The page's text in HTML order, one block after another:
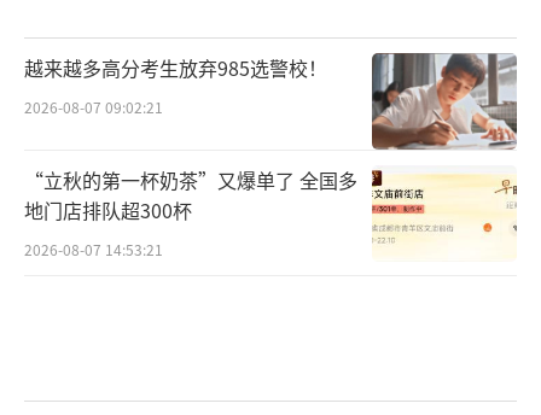
越来越多高分考生放弃985选警校！
2026-08-07 09:02:21
“立秋的第一杯奶茶”又爆单了 全国多
地门店排队超300杯
2026-08-07 14:53:21